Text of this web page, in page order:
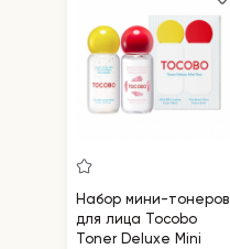
Набор мини-тонеров
для лица Tocobo
Toner Deluxe Mini